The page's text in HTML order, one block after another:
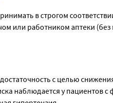
в строгом
или работником аптеки
стандартная
начальная доза
давления
более высокую дозу
с целью
наблюдается у пациентов